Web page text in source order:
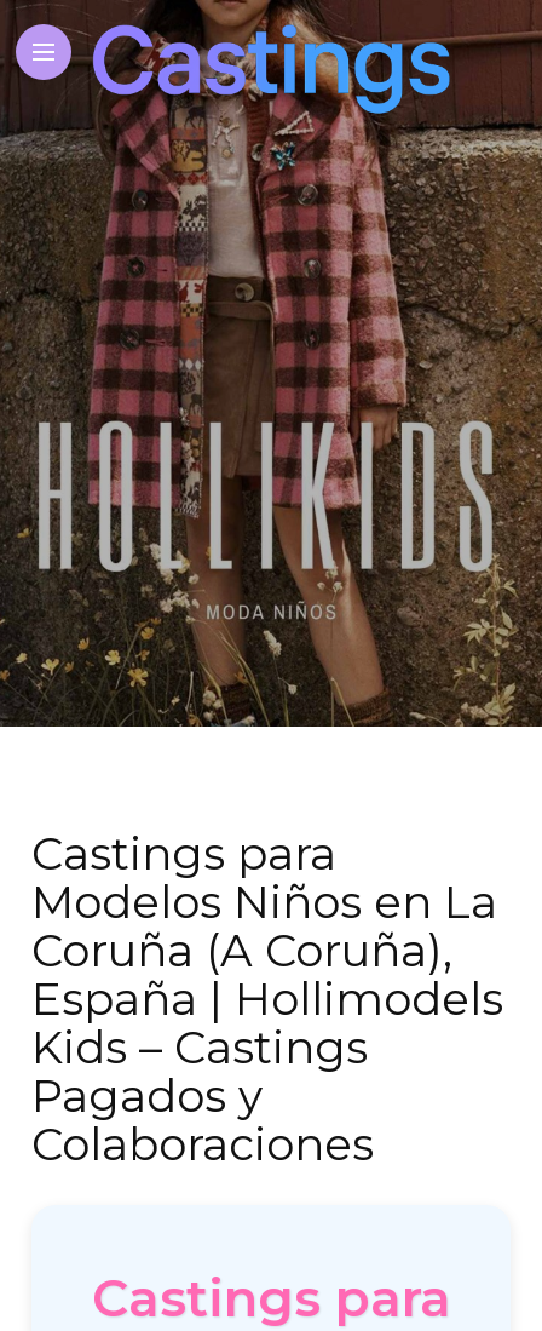
Castings para
Modelos Niños en La
Coruña (A Coruña),
España | Hollimodels
Kids – Castings
Pagados y
Colaboraciones
Castings para